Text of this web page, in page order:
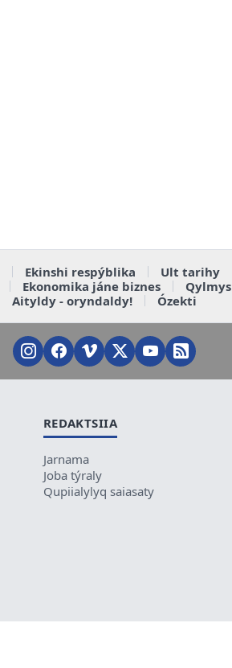
Ekinshi respýblika Ult tarihy
Ekonomika jáne biznes Qylmys
Aityldy - oryndaldy!
Ózekti
REDAKTSIIA
Jarnama
Joba týraly
Qupiialylyq saiasaty